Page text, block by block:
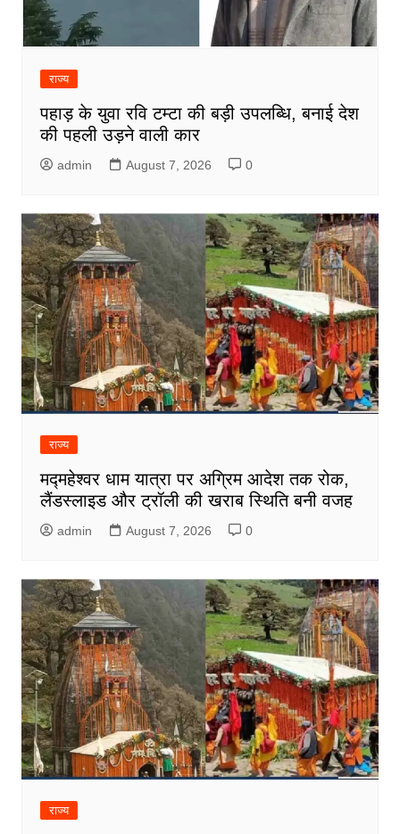
राज्य
पहाड़ के युवा रवि टम्टा की बड़ी उपलब्धि, बनाई देश
की पहली उड़ने वाली कार
admin August 7, 2026 0
राज्य
मद्महेश्वर धाम यात्रा पर अग्रिम आदेश तक रोक,
लैंडस्लाइड और ट्रॉली की खराब स्थिति बनी वजह
admin August 7, 2026 0
राज्य